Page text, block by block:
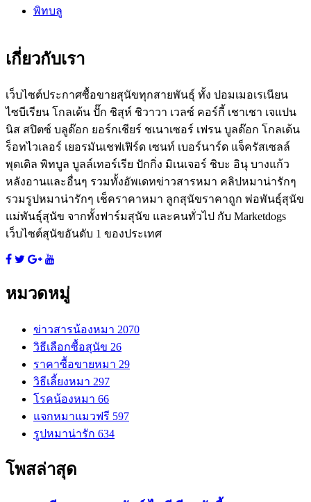
พิทบลู
เกี่ยวกับเรา
เว็บไซต์ประกาศซื้อขายสุนัขทุกสายพันธุ์ ทั้ง ปอมเมอเรเนียน
ไซบีเรียน โกลเด้น ปั๊ก ชิสุห์ ชิวาวา เวลซ์ คอร์กี้ เชาเชา เจแปน
นิส สปิตซ์ บลูด๊อก ยอร์กเชียร์ ชเนาเซอร์ เฟรน บูลด๊อก โกลเด้น
ร็อทไวเลอร์ เยอรมันเชฟเฟิร์ด เซนท์ เบอร์นาร์ด แจ็ครัสเซลล์
พุดเดิล พิทบูล บูลล์เทอร์เรีย ปักกิ่ง มิเนเจอร์ ชิบะ อินุ บางแก้ว
หลังอานและอื่นๆ รวมทั้งอัพเดทข่าวสารหมา คลิปหมาน่ารักๆ
รวมรูปหมาน่ารักๆ เช็คราคาหมา ลูกสุนัขราคาถูก พ่อพันธุ์สุนัข
แม่พันธุ์สุนัข จากทั้งฟาร์มสุนัข และคนทั่วไป กับ Marketdogs
เว็บไซต์สุนัขอันดับ 1 ของประเทศ
หมวดหมู่
ข่าวสารน้องหมา 2070
วิธีเลือกซื้อสุนัข 26
ราคาซื้อขายหมา 29
วิธีเลี้ยงหมา 297
โรคน้องหมา 66
แจกหมาแมวฟรี 597
รูปหมาน่ารัก 634
โพสล่าสุด